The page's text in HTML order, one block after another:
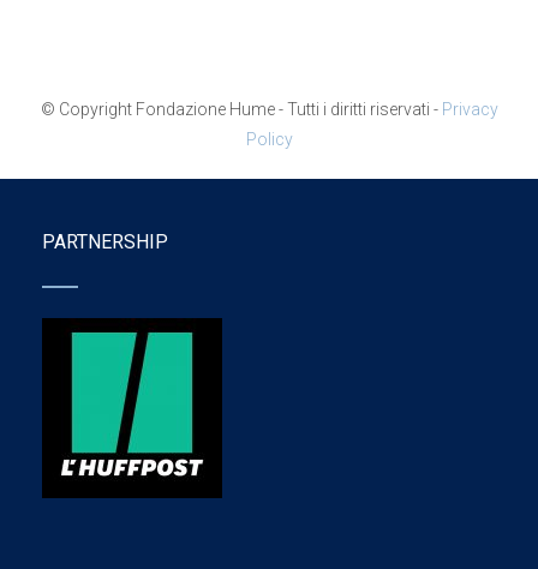
© Copyright Fondazione Hume - Tutti i diritti riservati - Privacy
Policy
PARTNERSHIP